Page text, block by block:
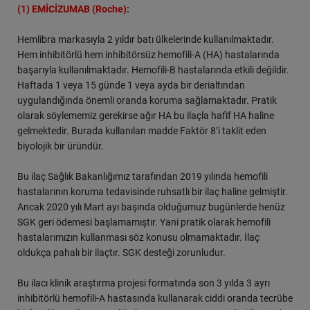
(1) EMİCİZUMAB (Roche):
Hemlibra markasıyla 2 yıldır batı ülkelerinde kullanılmaktadır.
Hem inhibitörlü hem inhibitörsüz hemofili-A (HA) hastalarında
başarıyla kullanılmaktadır. Hemofili-B hastalarında etkili değildir.
Haftada 1 veya 15 günde 1 veya ayda bir derialtından
uygulandığında önemli oranda koruma sağlamaktadır. Pratik
olarak söylememiz gerekirse ağır HA bu ilaçla hafif HA haline
gelmektedir. Burada kullanılan madde Faktör 8’i taklit eden
biyolojik bir üründür.
Bu ilaç Sağlık Bakanlığımız tarafından 2019 yılında hemofili
hastalarının koruma tedavisinde ruhsatlı bir ilaç haline gelmiştir.
Ancak 2020 yılı Mart ayı başında olduğumuz bugünlerde henüz
SGK geri ödemesi başlamamıştır. Yani pratik olarak hemofili
hastalarımızın kullanması söz konusu olmamaktadır. İlaç
oldukça pahalı bir ilaçtır. SGK desteği zorunludur.
Bu ilacı klinik araştırma projesi formatında son 3 yılda 3 ayrı
inhibitörlü hemofili-A hastasında kullanarak ciddi oranda tecrübe